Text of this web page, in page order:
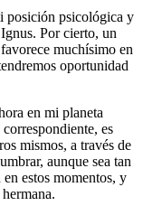
posición psicológica y
Por cierto, un
muchísimo en
oportunidad
en mi planeta
es
mismos, a través de
aunque sea tan
estos momentos, y